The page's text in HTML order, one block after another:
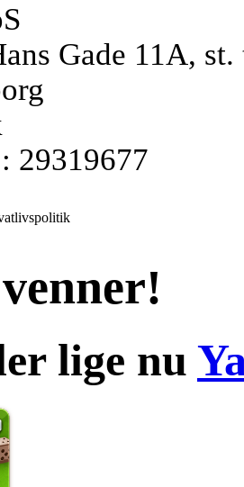
Gade 11A, st.
29319677
lige nu